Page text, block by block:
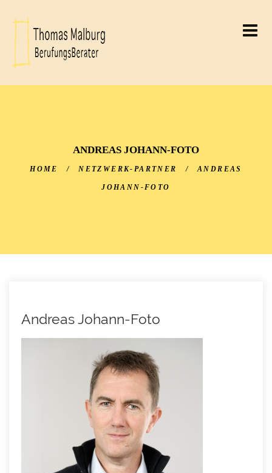
THOMAS MALBURG
ANDREAS JOHANN-FOTO
HOME / NETZWERK-PARTNER / ANDREAS
JOHANN-FOTO
Andreas Johann-Foto